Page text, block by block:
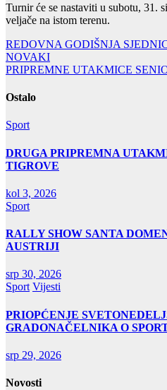
Turnir će se nastaviti u subotu, 31.
veljače na istom terenu.
Navigacija
objava
REDOVNA GODIŠNJA
NOVAKI
PRIPREMNE UTAKMICE
Ostalo
Sport
DRUGA PRIPREMNA
TIGROVE
kol 3, 2026
Sport
RALLY SHOW SANTA
AUSTRIJI
srp 30, 2026
Sport Vijesti
PRIOPĆENJE
GRADONAČELNIKA O
srp 29, 2026
Novosti